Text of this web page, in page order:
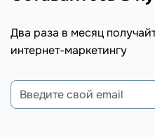
Два раза в месяц
интернет-маркетингу